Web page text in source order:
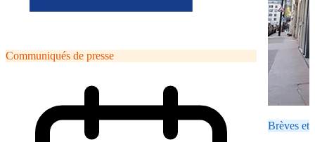
Communiqués de presse
Brèves et